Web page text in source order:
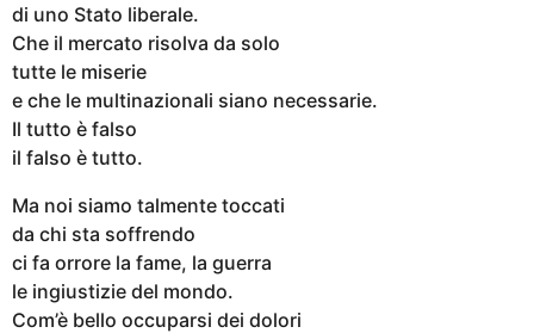
di uno Stato liberale.
Che il mercato risolva da solo
tutte le miserie
e che le multinazionali siano necessarie.
Il tutto è falso
il falso è tutto.
Ma noi siamo talmente toccati
da chi sta soffrendo
ci fa orrore la fame, la guerra
le ingiustizie del mondo.
Com’è bello occuparsi dei dolori